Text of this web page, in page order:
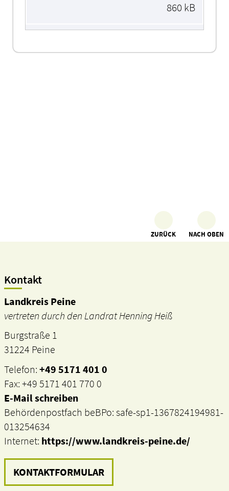
860 kB
ZURÜCK NACH OBEN
Kontakt
Landkreis Peine
vertreten durch den Landrat Henning Heiß
Burgstraße 1
31224 Peine
Telefon:+49 5171 401 0
Fax: +49 5171 401 770 0
E-Mail schreiben
Behördenpostfach beBPo: safe-sp1-1367824194981-
013254634
Internet: https://www.landkreis-peine.de/
KONTAKTFORMULAR